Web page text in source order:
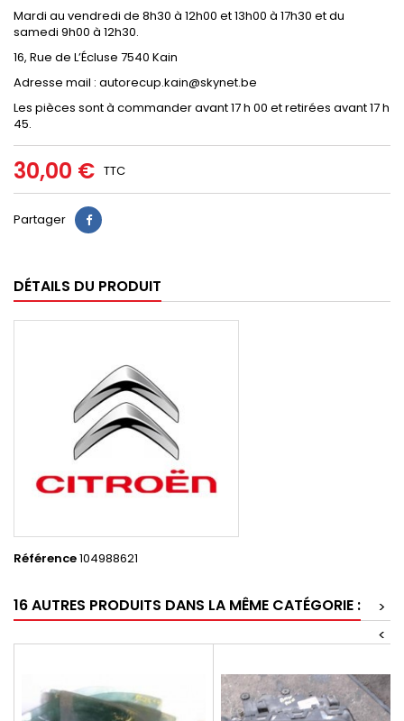
Mardi au vendredi de 8h30 à 12h00 et 13h00 à 17h30 et du
samedi 9h00 à 12h30.
16, Rue de L’Écluse 7540 Kain
Adresse mail : autorecup.kain@skynet.be
Les pièces sont à commander avant 17 h 00 et retirées avant 17 h
45.
30,00 € TTC
Partager
DÉTAILS DU PRODUIT
Référence104988621
16 AUTRES PRODUITS DANS LA MÊME CATÉGORIE :
>
<